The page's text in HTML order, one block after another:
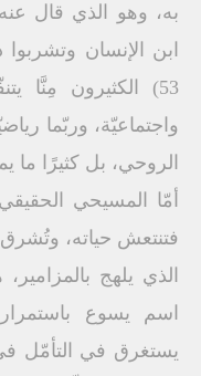
به، وهو الذي قال
53) الكثيرون مِنَّا
واجتماعيّة، وربّما
الروحي، بل كثيرًا ما
أمّا المسيحي
فتنتعش حياته،
الذي يلهج
اسم يسوع
يستغرق في التأمّل